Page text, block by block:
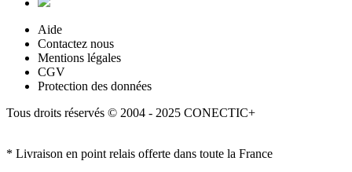
Aide
Contactez nous
Mentions légales
CGV
Protection des données
Tous droits réservés © 2004 - 2025 CONECTIC+
* Livraison en point relais offerte dans toute la France